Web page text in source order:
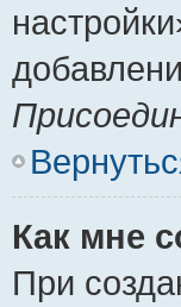
Как мне
При